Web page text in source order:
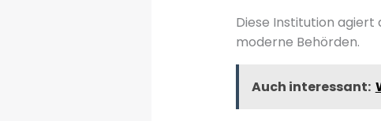
Diese Institution agiert
moderne Behörden.
Auch interessant: